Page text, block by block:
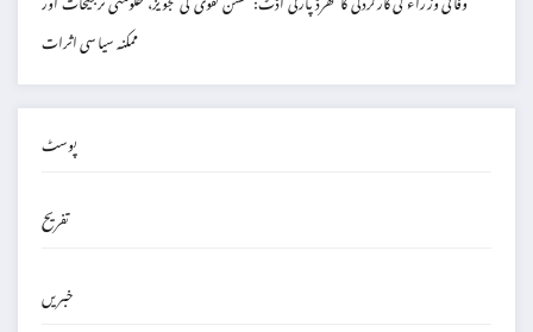
ممکنہ سیاسی اثرات
پوسٹ
تفریح
خبریں